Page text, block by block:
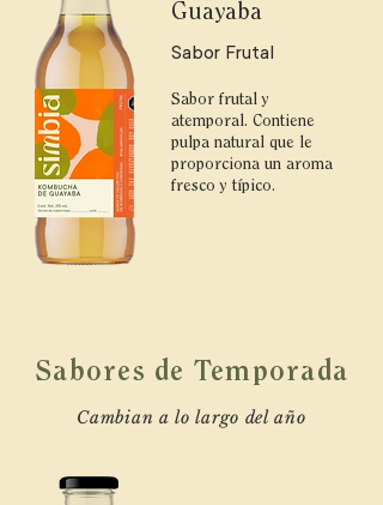
Guayaba
Sabor Frutal
Sabor frutal y
atemporal. Contiene
pulpa natural que le
proporciona un aroma
fresco y típico.
Sabores de Temporada
Cambian a lo largo del año